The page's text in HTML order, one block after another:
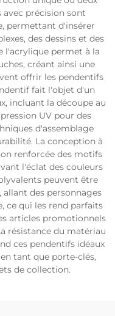
avec précision sont
permettant d'insérer
des dessins et des
l'acrylique permet à la
créant ainsi une
offrir les pendentifs
fait l'objet d'un
incluant la découpe au
UV pour des
d'assemblage
La conception à
renforcée des motifs
l'éclat des couleurs
peuvent être
allant des personnages
ce qui les rend parfaits
articles promotionnels
résistance du matériau
ces pendentifs idéaux
tant que porte-clés,
de collection.